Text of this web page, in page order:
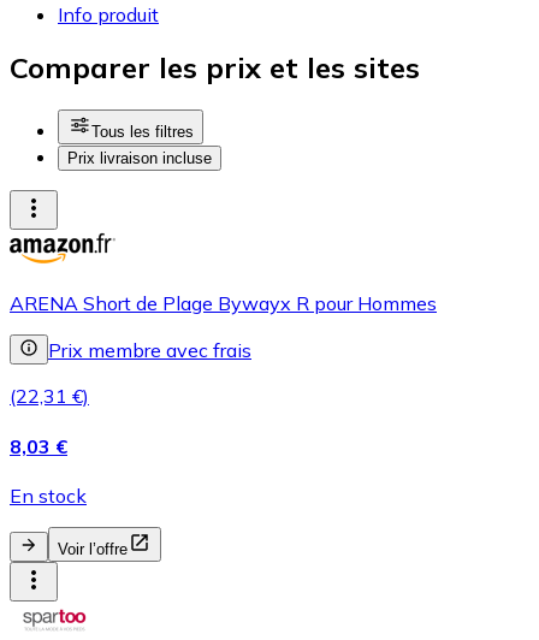
Info produit
Comparer les prix et les sites
Tous les filtres
Prix livraison incluse
ARENA Short de Plage Bywayx R pour Hommes
Prix membre avec frais
(22,31 €)
8,03 €
En stock
Voir l’offre